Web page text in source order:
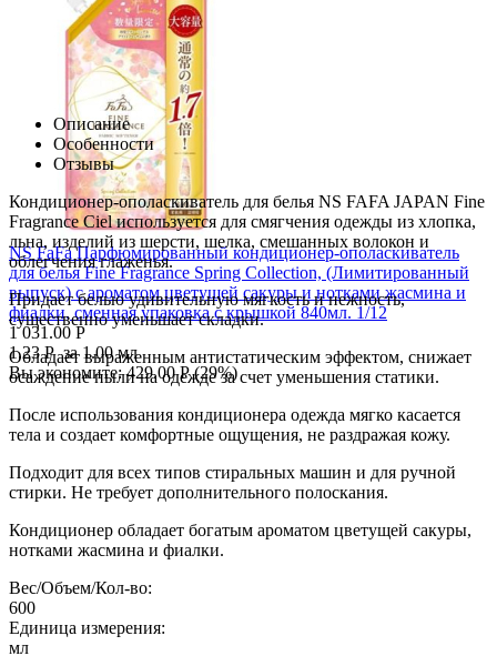
NS FaFa Парфюмированный кондиционер-ополаскиватель
для белья Fine Fragrance Spring Collection, (Лимитированный
выпуск) с ароматом цветущей сакуры и нотками жасмина и
фиалки, сменная упаковка с крышкой 840мл. 1/12
1 031.00 Р
1.23 Рза 1.00 мл
Вы экономите:429.00 Р(29%)
Описание
Особенности
Отзывы
Кондиционер-ополаскиватель для белья NS FAFA JAPAN Fine
Fragrance Ciel используется для смягчения одежды из хлопка,
льна, изделий из шерсти, шелка, смешанных волокон и
облегчения глаженья.
Придает белью удивительную мягкость и нежность,
существенно уменьшает складки.
Обладает выраженным антистатическим эффектом, снижает
осаждение пыли на одежде за счет уменьшения статики.
После использования кондиционера одежда мягко касается
тела и создает комфортные ощущения, не раздражая кожу.
Подходит для всех типов стиральных машин и для ручной
стирки. Не требует дополнительного полоскания.
Кондиционер обладает богатым ароматом цветущей сакуры,
нотками жасмина и фиалки.
Вес/Объем/Кол-во:
600
Единица измерения:
мл